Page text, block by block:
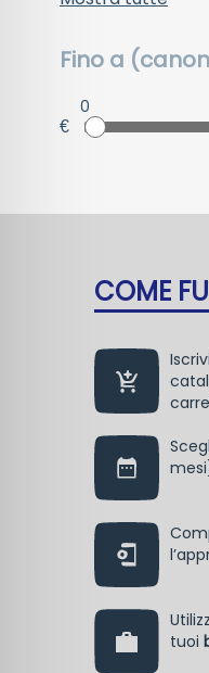
Fino a
€
0
COME
tuoi